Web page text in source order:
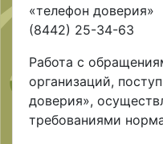
«телефон доверия»
(8442) 25-34-63
Работа с
организаций,
доверия»,
требованиями